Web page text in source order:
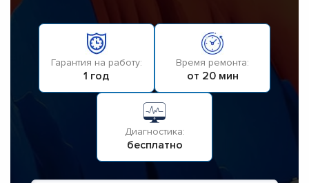
Гарантия на работу:
1 год
Время ремонта:
от 20 мин
Диагностика:
бесплатно